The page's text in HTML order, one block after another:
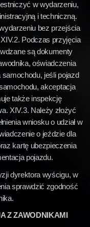
w wydarzeniu,
i techniczną.
bez przejścia
Podczas przyjęcia
są dokumenty
oświadczenia
jeśli pojazd
akceptacja
także inspekcję
XIV.3. Należy złożyć
wniosku o udział w
o jeździe dla
kartę ubezpieczenia
pojazdu.
dyrektora wyścigu, w
sprawdzić zgodność
Z ZAWODNIKAMI